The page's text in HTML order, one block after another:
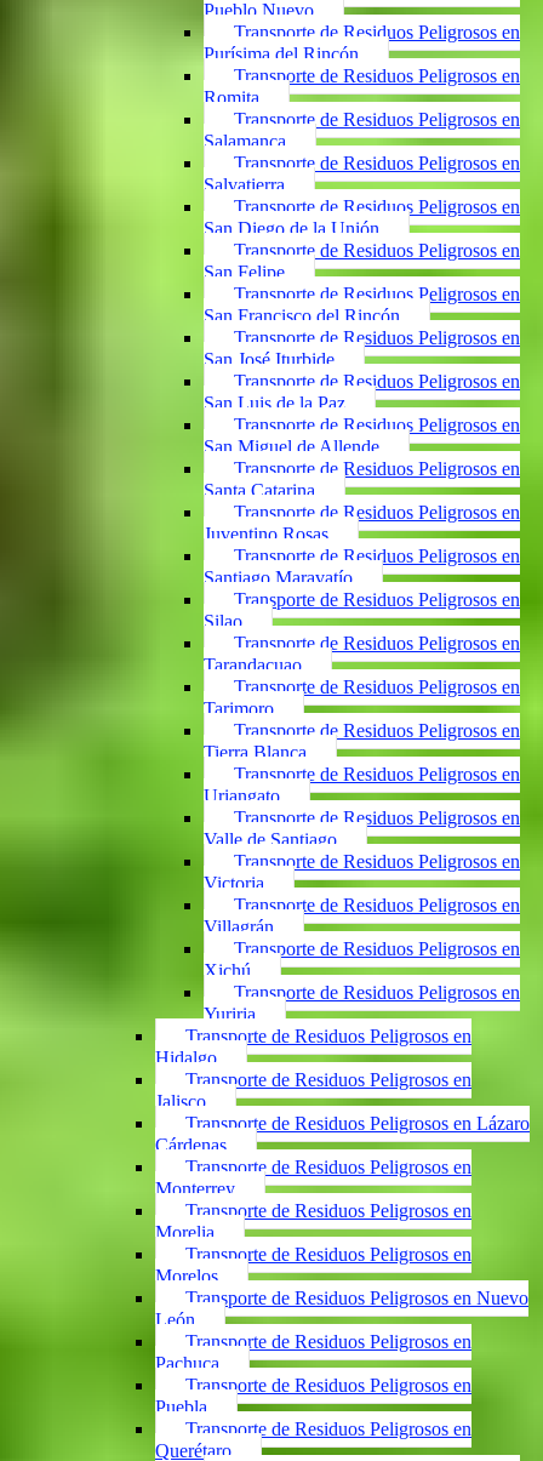
Pueblo Nuevo
Transporte de Residuos Peligrosos en
Purísima del Rincón
Transporte de Residuos Peligrosos en
Romita
Transporte de Residuos Peligrosos en
Salamanca
Transporte de Residuos Peligrosos en
Salvatierra
Transporte de Residuos Peligrosos en
San Diego de la Unión
Transporte de Residuos Peligrosos en
San Felipe
Transporte de Residuos Peligrosos en
San Francisco del Rincón
Transporte de Residuos Peligrosos en
San José Iturbide
Transporte de Residuos Peligrosos en
San Luis de la Paz
Transporte de Residuos Peligrosos en
San Miguel de Allende
Transporte de Residuos Peligrosos en
Santa Catarina
Transporte de Residuos Peligrosos en
Juventino Rosas
Transporte de Residuos Peligrosos en
Santiago Maravatío
Transporte de Residuos Peligrosos en
Silao
Transporte de Residuos Peligrosos en
Tarandacuao
Transporte de Residuos Peligrosos en
Tarimoro
Transporte de Residuos Peligrosos en
Tierra Blanca
Transporte de Residuos Peligrosos en
Uriangato
Transporte de Residuos Peligrosos en
Valle de Santiago
Transporte de Residuos Peligrosos en
Victoria
Transporte de Residuos Peligrosos en
Villagrán
Transporte de Residuos Peligrosos en
Xichú
Transporte de Residuos Peligrosos en
Yuriria
Transporte de Residuos Peligrosos en
Hidalgo
Transporte de Residuos Peligrosos en
Jalisco
Transporte de Residuos Peligrosos en Lázaro
Cárdenas
Transporte de Residuos Peligrosos en
Monterrey
Transporte de Residuos Peligrosos en
Morelia
Transporte de Residuos Peligrosos en
Morelos
Transporte de Residuos Peligrosos en Nuevo
León
Transporte de Residuos Peligrosos en
Pachuca
Transporte de Residuos Peligrosos en
Puebla
Transporte de Residuos Peligrosos en
Querétaro